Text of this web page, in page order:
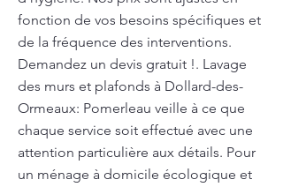
fonction de vos besoins spécifiques et
de la fréquence des interventions.
Demandez un devis gratuit !. Lavage
des murs et plafonds à Dollard-des-
Ormeaux: Pomerleau veille à ce que
chaque service soit effectué avec une
attention particulière aux détails. Pour
un ménage à domicile écologique et